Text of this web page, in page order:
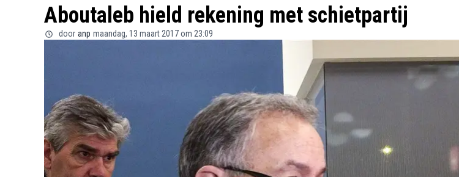
Aboutaleb hield rekening met schietpartij
door anp maandag, 13 maart 2017 om 23:09